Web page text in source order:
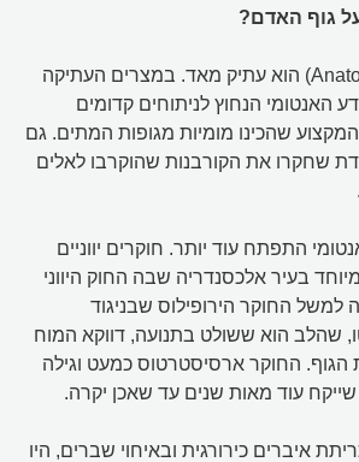
גוף האדם?
מדע האנטומיה (Anatomy) הוא עתיק מאד. במצרים העתיקה
האנטומי הנחוץ לניתוחים קדומים
שהכינו מומיות מגופות המתים. גם
שחקרו את הקורבנות שהוקרבו לאלים
התפתח עוד יותר. חוקרים יווניים
בעיר אלכסנדריה שבה החוק היווני
החוקר הירופילוס שבניגוד
שהלב הוא ששולט בתנועה, דווקא המוח
הגוף. החוקר ארסיסטרטוס כמעט וגילה
עוד מאות שנים עד שאכן יקרה.
איברים כירורגית ובאיחוי שברים, היו